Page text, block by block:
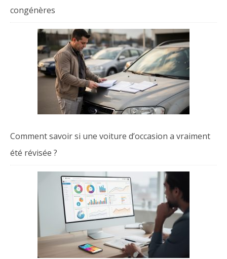
congénères
Comment savoir si une voiture d’occasion a vraiment
été révisée ?